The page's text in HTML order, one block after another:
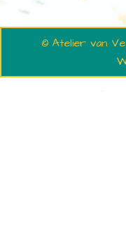
© Atelier van